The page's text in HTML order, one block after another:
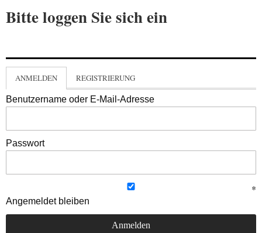
Bitte loggen Sie sich ein
ANMELDEN REGISTRIERUNG
Benutzername oder E-Mail-Adresse
Passwort
Angemeldet bleiben